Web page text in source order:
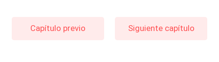
Capítulo previo Siguiente capítulo